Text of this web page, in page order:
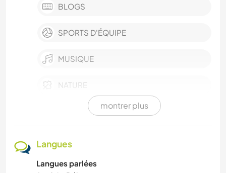
BLOGS
SPORTS D'ÉQUIPE
MUSIQUE
NATURE
PHOTOGRAPHIE
DEV. DURABLE
montrer plus
Langues
Langues parlées